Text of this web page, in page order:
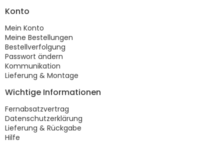
Konto
Mein Konto
Meine Bestellungen
Bestellverfolgung
Passwort ändern
Kommunikation
Lieferung & Montage
Wichtige Informationen
Fernabsatzvertrag
Datenschutzerklärung
Lieferung & Rückgabe
Hilfe